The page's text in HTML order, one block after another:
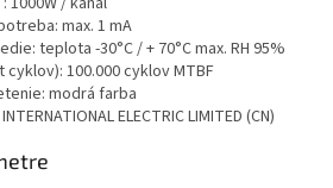
max. 1 mA
teplota -30°C / + 70°C max. RH 95%
100.000 cyklov MTBF
modrá farba
ELECTRIC LIMITED (CN)